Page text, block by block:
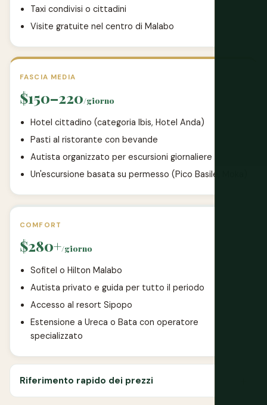
Taxi condivisi o cittadini
Visite gratuite nel centro di Malabo
FASCIA MEDIA
$150–220/giorno
Hotel cittadino (categoria Ibis, Hotel Anda)
Pasti al ristorante con bevande
Autista organizzato per escursioni giornaliere
Un'escursione basata su permesso (Pico Basile, Moka)
COMFORT
$280+/giorno
Sofitel o Hilton Malabo
Autista privato e guida per tutto il periodo
Accesso al resort Sipopo
Estensione a Ureca o Bata con operatore
specializzato
Riferimento rapido dei prezzi